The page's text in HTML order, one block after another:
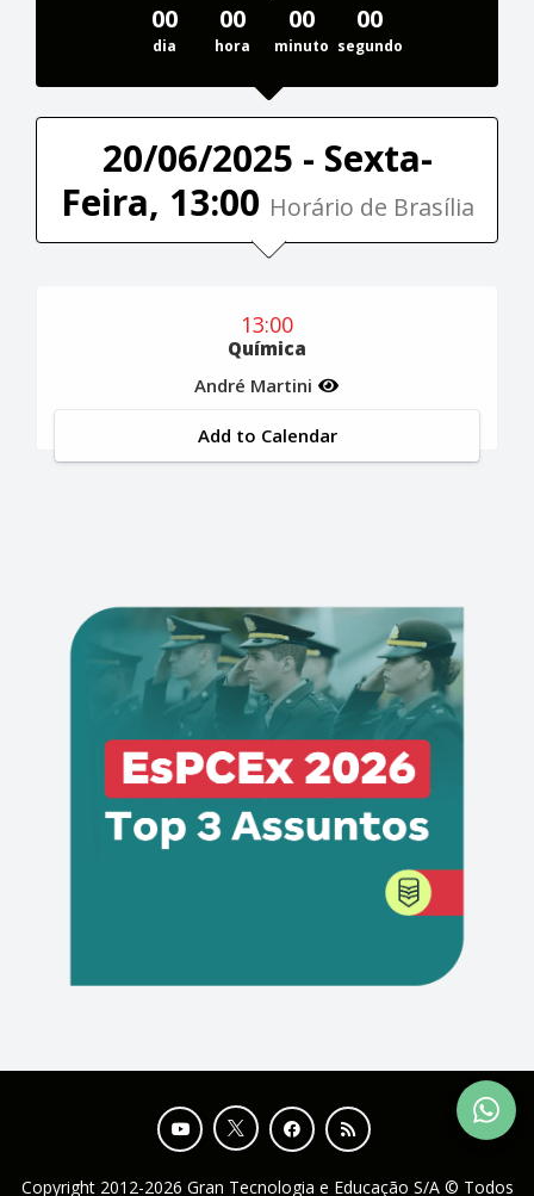
00
dia
00
hora
00
minuto
00
segundo
20/06/2025 - Sexta-
Feira, 13:00 Horário de Brasília
13:00
Química
André Martini
Add to Calendar
Copyright 2012-2026 Gran Tecnologia e Educação S/A © Todos